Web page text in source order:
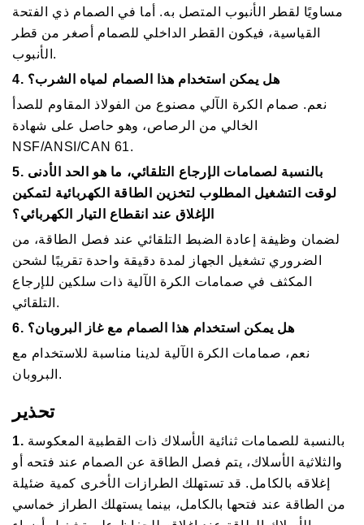
مساويًا لقطر الأنبوب المتصل به. أما في الصمام ذي الفتحة
القياسية، فيكون القطر الداخلي للصمام أصغر من قطر
الأنبوب.
4. هل يمكن استخدام هذا الصمام لمياه الشرب؟
نعم. صمام الكرة الآلي مصنوع من الفولاذ المقاوم للصدأ
الخالي من الرصاص، وهو حاصل على شهادة
NSF/ANSI/CAN 61.
5. بالنسبة لصمامات الإرجاع التلقائي، ما هو الحد الأدنى
لوقت التشغيل المطلوب لتخزين الطاقة الكهربائية لتمكين
الإغلاق عند انقطاع التيار الكهربائي؟
لضمان وظيفة إعادة الضبط التلقائي عند فصل الطاقة، من
الضروري تشغيل الجهاز لمدة دقيقة واحدة تقريبًا لشحن
المكثف في صمامات الكرة الآلية ذات سلكين للإرجاع
التلقائي.
6. هل يمكن استخدام هذا الصمام مع غاز البروبان؟
نعم، صمامات الكرة الآلية لدينا مناسبة للاستخدام مع
البروبان.
تحذير
1.
والثلاثية الأسلاك، يتم فصل الطاقة عن الصمام عند فتحه أو
إغلاقه بالكامل. قد تستهلك الطرازات الأخرى كمية ضئيلة
من الطاقة عند فتحها بالكامل، بينما يستهلك الطراز خماسي